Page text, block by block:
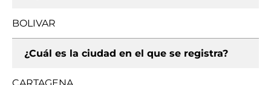
BOLIVAR
¿Cuál es la ciudad en el que se registra?